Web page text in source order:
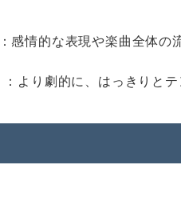
：感情的な表現や楽曲全体
：より劇的に、はっきりと